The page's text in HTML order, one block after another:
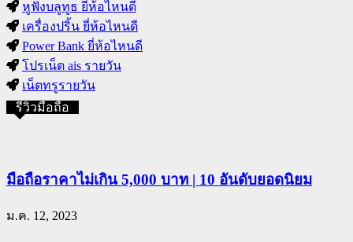
หูฟังบลูทูธ ยี่ห้อไหนดี
เครื่องปริ้น ยี่ห้อไหนดี
Power Bank ยี่ห้อไหนดี
โปรเน็ต ais รายวัน
เน็ตทรูรายวัน
รีวิวมือถือ
มือถือราคาไม่เกิน 5,000 บาท | 10 อันดับยอดนิยม
ม.ค. 12, 2023